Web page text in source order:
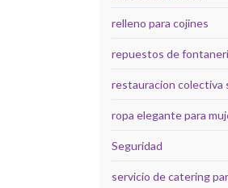
relleno para cojines
repuestos de
restauracion colectiva
ropa elegante para
Seguridad
servicio de catering